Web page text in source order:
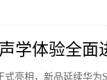
学体验全面
亮相，新品延续华为